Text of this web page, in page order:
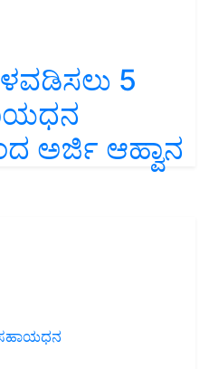
5
ಅರ್ಜಿ ಆಹ್ವಾನ